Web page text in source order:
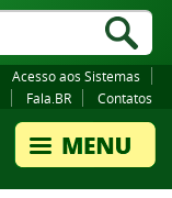
Canais
Acesso aos Sistemas
Fala.BR Contatos